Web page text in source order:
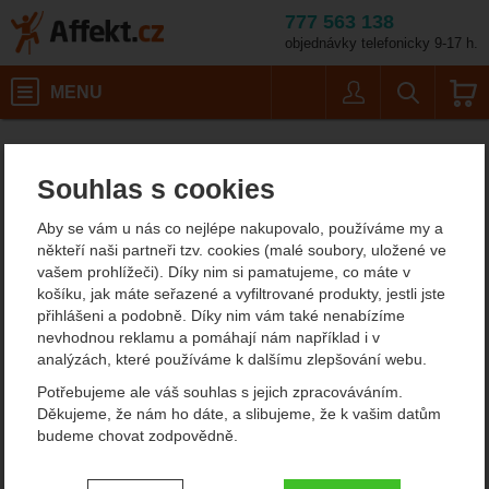
Souhlas s cookies
Aby se vám u nás co nejlépe nakupovalo, používáme my a
někteří naši partneři tzv. cookies (malé soubory, uložené ve
vašem prohlížeči). Díky nim si pamatujeme, co máte v
košíku, jak máte seřazené a vyfiltrované produkty, jestli jste
přihlášeni a podobně. Díky nim vám také nenabízíme
nevhodnou reklamu a pomáhají nám například i v
analýzách, které používáme k dalšímu zlepšování webu.
Potřebujeme ale váš souhlas s jejich zpracováváním.
Děkujeme, že nám ho dáte, a slibujeme, že k vašim datům
budeme chovat zodpovědně.
Nastavení souhlasů s kategoriemi
777 563 138
objednávky telefonicky 9-17 h.
MENU
Petzl MGO Open
Petzl MGO Open 110
Fotografie